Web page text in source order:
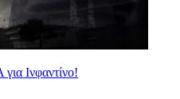
Ινφαντίνο!